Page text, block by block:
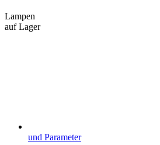
Lampen
auf Lager
und Parameter